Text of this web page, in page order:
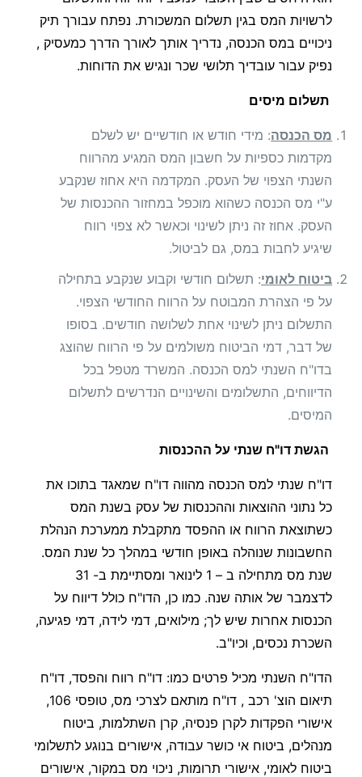
לרשויות המס בגין תשלום המשכורת. נפתח עבורך תיק
ניכויים במס הכנסה, נדריך אותך לאורך הדרך כמעסיק ,
נפיק עבור עובדיך תלושי שכר ונגיש את הדוחות.
תשלום מיסים
מס הכנסה: מידי חודש או חודשיים יש לשלם
מקדמות כספיות על חשבון המס המגיע מהרווח
השנתי הצפוי של העסק. המקדמה היא אחוז שנקבע
ע"י מס הכנסה כשהוא מוכפל במחזור ההכנסות של
העסק. אחוז זה ניתן לשינוי וכאשר לא צפוי רווח
שיגיע לחבות במס, גם לביטול.
ביטוח לאומי: תשלום חודשי וקבוע שנקבע בתחילה
על פי הצהרת המבוטח על הרווח החודשי הצפוי.
התשלום ניתן לשינוי אחת לשלושה חודשים. בסופו
של דבר, דמי הביטוח משולמים על פי הרווח שהוצג
בדו"ח השנתי למס הכנסה. המשרד מטפל בכל
הדיווחים, התשלומים והשינויים הנדרשים לתשלום
המיסים.
הגשת דו"ח שנתי על ההכנסות
דו"ח שנתי למס הכנסה מהווה דו"ח שמאגד בתוכו את
כל נתוני ההוצאות וההכנסות של עסק בשנת המס
כשתוצאת הרווח או ההפסד מתקבלת ממערכת הנהלת
החשבונות שנוהלה באופן חודשי במהלך כל שנת המס.
שנת מס מתחילה ב – ‎1 לינואר ומסתיימת ב- ‎31
לדצמבר של אותה שנה. כמו כן, הדו"ח כולל דיווח על
הכנסות אחרות שיש לך; מילואים, דמי לידה, דמי פגיעה,
השכרת נכסים, וכיו"ב.
הדו"ח השנתי מכיל פרטים כמו: דו"ח רווח והפסד, דו"ח
תיאום הוצ' רכב , דו"ח מותאם לצרכי מס, טופסי 106,
אישורי הפקדות לקרן פנסיה, קרן השתלמות, ביטוח
מנהלים, ביטוח אי כושר עבודה, אישורים בנוגע לתשלומי
ביטוח לאומי, אישורי תרומות, ניכוי מס במקור, אישורים